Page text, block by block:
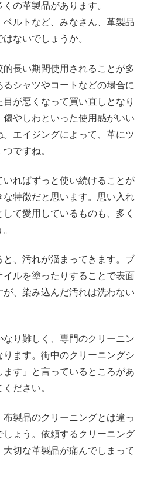
の革製品があります。
ルトなど、みなさん、革製品
ないでしょうか。
長い期間使用されることが多
シャツやコートなどの場合に
が悪くなって買い直しとなり
傷やしわといった使用感がいい
エイジングによって、革にツ
ですね。
ればずっと使い続けることが
特徴だと思います。思い入れ
て愛用しているものも、多く
、汚れが溜まってきます。ブ
ルを塗ったりすることで表面
、染み込んだ汚れは洗わない
り難しく、専門のクリーニン
ます。街中のクリーニングシ
ます」と言っているところがあ
ださい。
製品のクリーニングとは違っ
ょう。依頼するクリーニング
切な革製品が痛んでしまって